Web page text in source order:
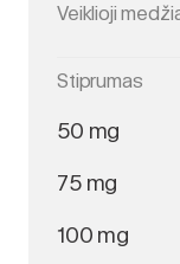
Veiklioji
Stiprumas
50 mg
75 mg
100 mg